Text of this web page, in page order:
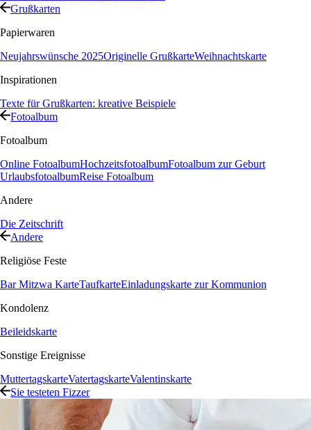
Grußkarten
Papierwaren
Neujahrswünsche 2025Originelle GrußkarteWeihnachtskarte
Inspirationen
Texte für Grußkarten: kreative Beispiele
Fotoalbum
Fotoalbum
Online FotoalbumHochzeitsfotoalbumFotoalbum zur Geburt
UrlaubsfotoalbumReise Fotoalbum
Andere
Die Zeitschrift
Andere
Religiöse Feste
Bar Mitzwa KarteTaufkarteEinladungskarte zur Kommunion
Kondolenz
Beileidskarte
Sonstige Ereignisse
MuttertagskarteVatertagskarteValentinskarte
Sie testeten Fizzer